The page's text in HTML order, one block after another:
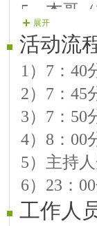
5、杰哥
6、红蔷
7、缘之
8、烟儿
9、前世
团队歌手
1、【演
2、【演
3、【演
4、【演
展开
活动流
1）7：40
2）7：45
3）7：50
4）8：00
5）主持
6）23：
工作人